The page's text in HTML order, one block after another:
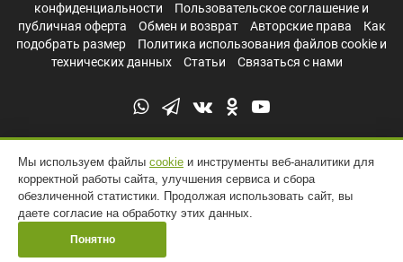
конфиденциальности
Пользовательское соглашение и
публичная оферта
Обмен и возврат Авторские права
Как
подобрать размер
Политика использования файлов cookie и
технических данных
Статьи Связаться с нами
УНТЫ РОССИИ © 2011 - 2026
Мы используем файлы cookie и инструменты веб-аналитики для
корректной работы сайта, улучшения сервиса и сбора
обезличенной статистики. Продолжая использовать сайт, вы
даете согласие на обработку этих данных.
Понятно